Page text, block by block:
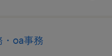
・oa事務